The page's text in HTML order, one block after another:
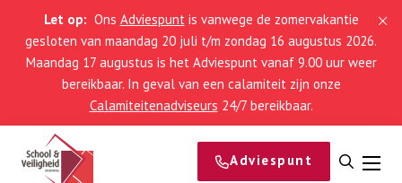
Let op: Ons Adviespuntis vanwege de zomervakantie
gesloten van maandag 20 juli t/m zondag 16 augustus 2026.
Maandag 17 augustus is het Adviespunt vanaf 9.00 uur weer
bereikbaar. In geval van een calamiteit zijn onze
Calamiteitenadviseurs 24/7 bereikbaar.
Adviespunt
Open